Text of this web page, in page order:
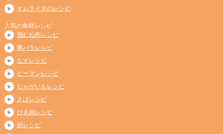
オムライスのレシピ
人気の食材レシピ
鶏むね肉レシピ
豚バラレシピ
なすレシピ
ピーマンレシピ
じゃがいもレシピ
さばレシピ
ひき肉レシピ
卵レシピ